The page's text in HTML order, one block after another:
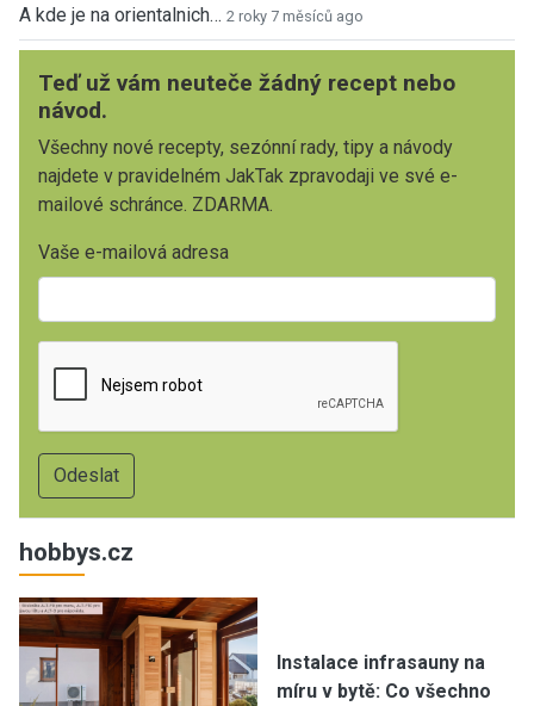
A kde je na orientalnich… 2 roky 7 měsíců ago
Teď už vám neuteče žádný recept nebo
návod.
Všechny nové recepty, sezónní rady, tipy a návody
najdete v pravidelném JakTak zpravodaji ve své e-
mailové schránce. ZDARMA.
Vaše e-mailová adresa
hobbys.cz
Instalace infrasauny na
míru v bytě: Co všechno